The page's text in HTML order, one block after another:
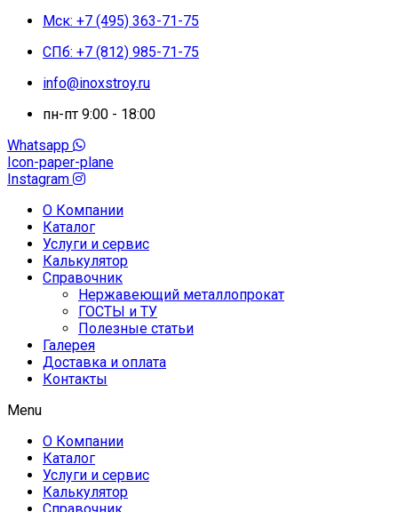
Мск: +7 (495) 363-71-75
СПб: +7 (812) 985-71-75
info@inoxstroy.ru
пн-пт 9:00 - 18:00
Whatsapp
Icon-paper-plane
Instagram
О Компании
Каталог
Услуги и сервис
Калькулятор
Справочник
Нержавеющий металлопрокат
ГОСТЫ и ТУ
Полезные статьи
Галерея
Доставка и оплата
Контакты
Menu
О Компании
Каталог
Услуги и сервис
Калькулятор